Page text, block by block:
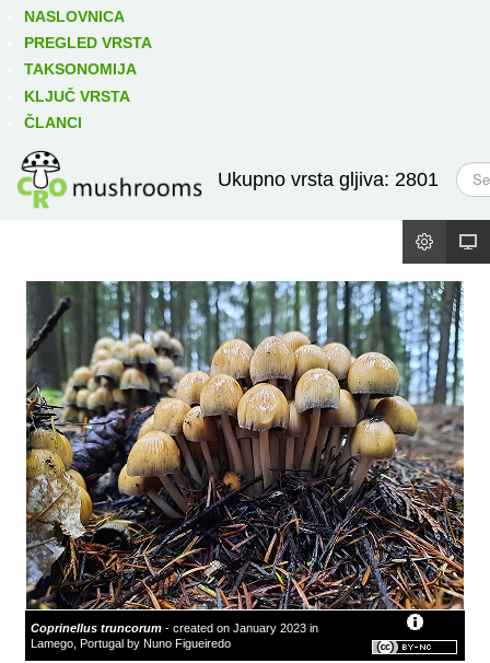
NASLOVNICA
PREGLED VRSTA
TAKSONOMIJA
KLJUČ VRSTA
ČLANCI
Ukupno vrsta gljiva: 2801
T
r
ž
Coprinellus truncorum - created on January 2023 in
Lamego, Portugal by Nuno Figueiredo
Izravno podređene niže takse: